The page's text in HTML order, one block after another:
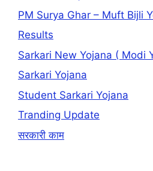
PM Surya Ghar – Muft Bijli
Results
Sarkari New Yojana ( Modi
Sarkari Yojana
Student Sarkari Yojana
Tranding Update
सरकारी काम